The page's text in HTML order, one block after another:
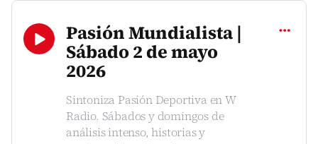
Pasión Mundialista |
Sábado 2 de mayo
2026
Sintoniza Pasión Deportiva en W
Radio. Sábados y domingos de
análisis intenso, historias y